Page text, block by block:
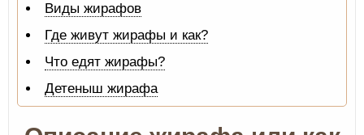
Виды жирафов
Где живут жирафы и как?
Что едят жирафы?
Детеныш жирафа